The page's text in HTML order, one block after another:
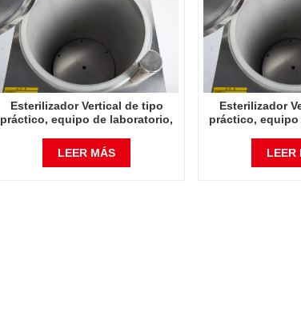
Esterilizador Vertical de tipo
práctico, equipo de laboratorio,
vapor de alta temperatura y alta
presión, 50L
LEER MÁS
Esterilizador
práctico,
vapor de alta
LEER